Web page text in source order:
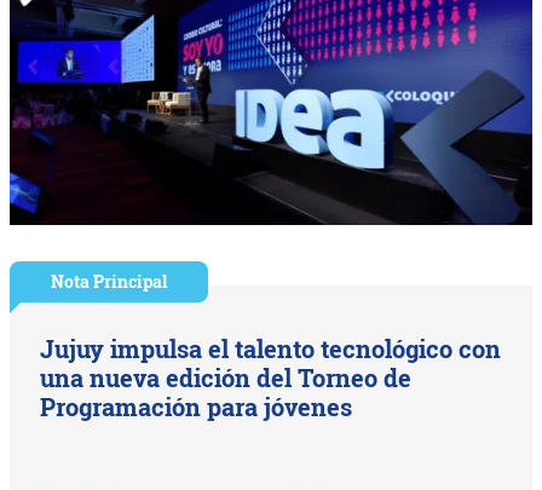
Nota Principal
Jujuy impulsa el talento tecnológico con
una nueva edición del Torneo de
Programación para jóvenes